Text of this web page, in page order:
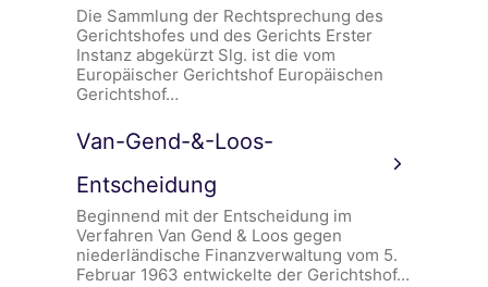
Die Sammlung der Rechtsprechung des
Gerichtshofes und des Gerichts Erster
Instanz abgekürzt Slg. ist die vom
Europäischer Gerichtshof Europäischen
Gerichtshof…
Van-Gend-&-Loos-
Entscheidung
Beginnend mit der Entscheidung im
Verfahren Van Gend & Loos gegen
niederländische Finanzverwaltung vom 5.
Februar 1963 entwickelte der Gerichtshof…